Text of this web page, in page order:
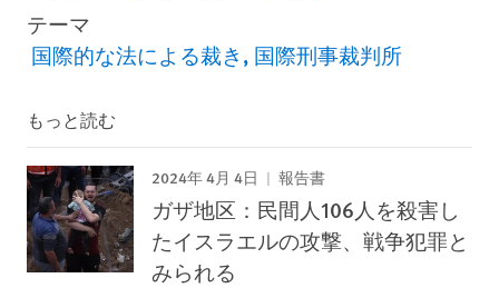
テーマ
国際的な法による裁き 国際刑事裁判所
もっと読む
2024年 4月 4日 報告書
ガザ地区：民間人106人を殺害し
たイスラエルの攻撃、戦争犯罪と
みられる